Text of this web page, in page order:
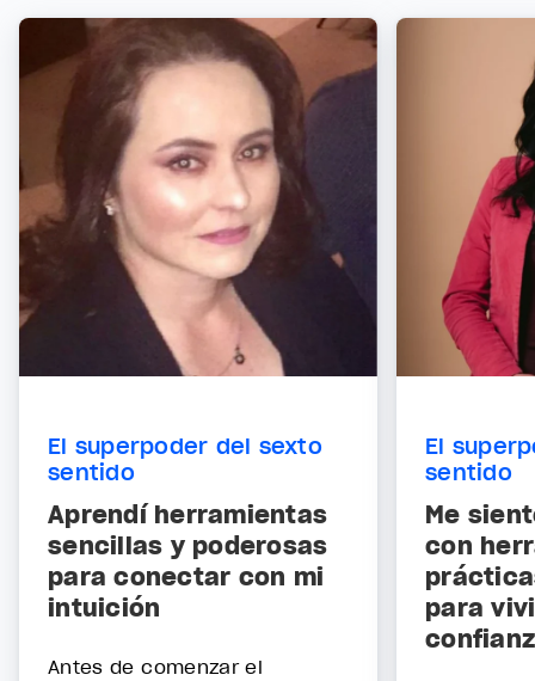
El superpoder del sexto
sentido
Aprendí herramientas
sencillas y poderosas
para conectar con mi
intuición
Antes de comenzar el
El
sentido
Me
con
para